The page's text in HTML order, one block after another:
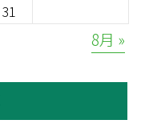
31
8月 »